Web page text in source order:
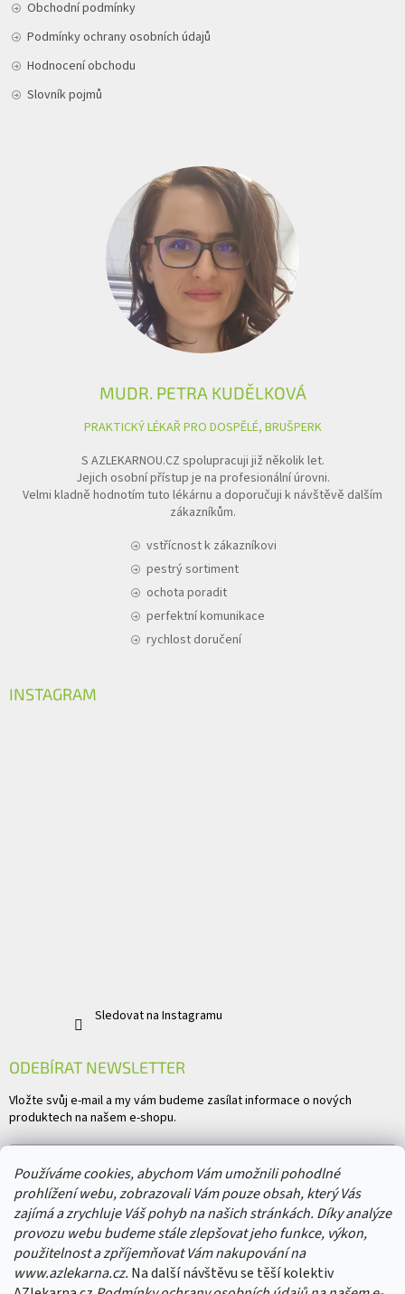
Používáme cookies, abychom Vám umožnili pohodlné
prohlížení webu, zobrazovali Vám pouze obsah, který Vás
zajímá a zrychluje Váš pohyb na našich stránkách. Díky analýze
provozu webu budeme stále zlepšovat jeho funkce, výkon,
použitelnost a zpříjemňovat Vám nakupování na
www.azlekarna.cz. Na další návštěvu se těší kolektiv
Obchodní podmínky
Podmínky ochrany osobních údajů
Hodnocení obchodu
Slovník pojmů
MUDR. PETRA KUDĚLKOVÁ
PRAKTICKÝ LÉKAŘ PRO DOSPĚLÉ, BRUŠPERK
S AZLEKARNOU.CZ spolupracuji již několik let.
Jejich osobní přístup je na profesionální úrovni.
Velmi kladně hodnotím tuto lékárnu a doporučuji k návštěvě dalším
zákazníkům.
vstřícnost k zákazníkovi
pestrý sortiment
ochota poradit
perfektní komunikace
rychlost doručení
INSTAGRAM
Sledovat na Instagramu
ODEBÍRAT NEWSLETTER
Vložte svůj e-mail a my vám budeme zasílat informace o nových
produktech na našem e-shopu.
Vložením e-mailu souhlasíte spodmínkami ochrany osobních údajů
PŘIHLÁSIT SE